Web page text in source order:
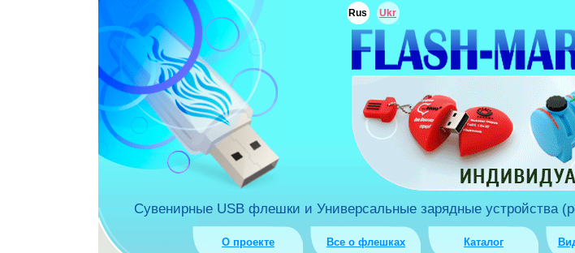
Сувенирные USB флешки и Универсальные зарядные устройства
О проекте Все о флешках Каталог
Rus Ukr